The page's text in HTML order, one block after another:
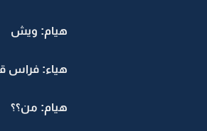
هيام: ويش
هياء: فراس
هيام: من؟؟